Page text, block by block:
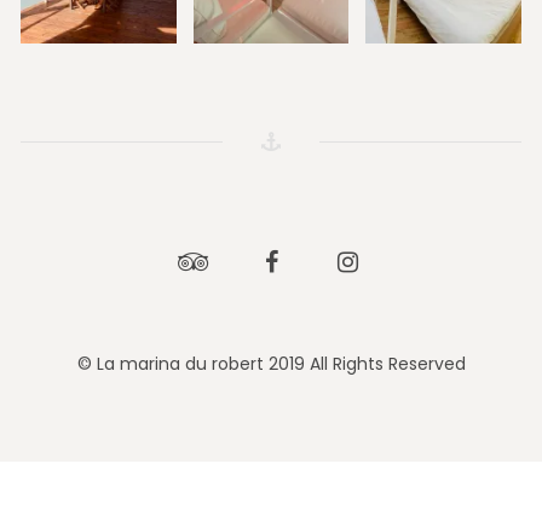
TripadvisorFacebook
© La marina du robert 2019 All Rights Reserved